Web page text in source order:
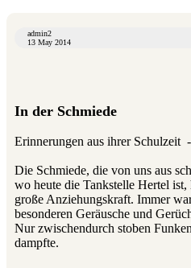
admin2
13 May 2014
In der Schmiede
Erinnerungen aus ihrer Schulzeit
Die Schmiede, die von uns aus
wo heute die Tankstelle Hertel
große Anziehungskraft. Immer
besonderen Geräusche und
Nur zwischendurch stoben
dampfte.